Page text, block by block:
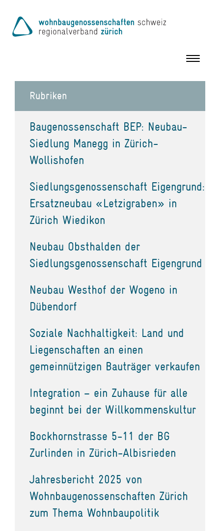
Toggle
Rubriken
Baugenossenschaft BEP: Neubau-
Siedlung Manegg in Zürich-
Wollishofen
Siedlungsgenossenschaft Eigengrund:
Ersatzneubau «Letzigraben» in
Zürich Wiedikon
Neubau Obsthalden der
Siedlungsgenossenschaft Eigengrund
Neubau Westhof der Wogeno in
Dübendorf
Soziale Nachhaltigkeit: Land und
Liegenschaften an einen
gemeinnützigen Bauträger verkaufen
Integration – ein Zuhause für alle
beginnt bei der Willkommenskultur
Bockhornstrasse 5-11 der BG
Zurlinden in Zürich-Albisrieden
Jahresbericht 2025 von
Wohnbaugenossenschaften Zürich
zum Thema Wohnbaupolitik